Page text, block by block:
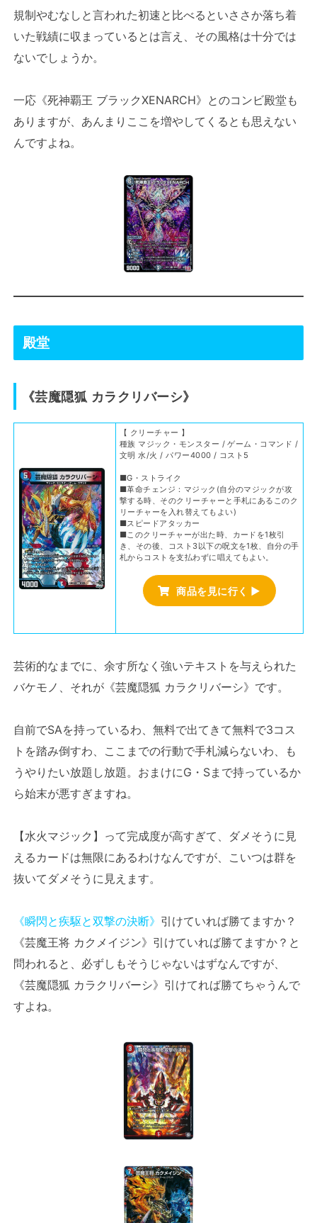
規制やむなしと言われた初速と比べるといささか落ち着
いた戦績に収まっているとは言え、その風格は十分では
ないでしょうか。
一応《死神覇王 ブラックXENARCH》とのコンビ殿堂も
ありますが、あんまりここを増やしてくるとも思えない
んですよね。
殿堂
《芸魔隠狐 カラクリバーシ》
【 クリーチャー 】
種族 マジック・モンスター / ゲーム・コマンド /
文明 水/火 / パワー4000 / コスト5
■G・ストライク
■革命チェンジ：マジック(自分のマジックが攻
撃する時、そのクリーチャーと手札にあるこのク
リーチャーを入れ替えてもよい)
■スピードアタッカー
■このクリーチャーが出た時、カードを1枚引
き、その後、コスト3以下の呪文を1枚、自分の手
札からコストを支払わずに唱えてもよい。
商品を見に行く ▶
芸術的なまでに、余す所なく強いテキストを与えられた
バケモノ、それが《芸魔隠狐 カラクリバーシ》です。
自前でSAを持っているわ、無料で出てきて無料で3コス
トを踏み倒すわ、ここまでの行動で手札減らないわ、も
うやりたい放題し放題。おまけにG・Sまで持っているか
ら始末が悪すぎますね。
【水火マジック】って完成度が高すぎて、ダメそうに見
えるカードは無限にあるわけなんですが、こいつは群を
抜いてダメそうに見えます。
《瞬閃と疾駆と双撃の決断》 引けていれば勝てますか？
《芸魔王将 カクメイジン》引けていれば勝てますか？と
問われると、必ずしもそうじゃないはずなんですが、
《芸魔隠狐 カラクリバーシ》引けてれば勝てちゃうんで
すよね。